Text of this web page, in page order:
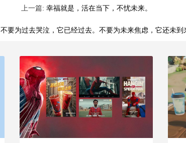
上一篇: 幸福就是，活在当下，不忧未来。
不要为过去哭泣，它已经过去。不要为未来焦虑，它还未到